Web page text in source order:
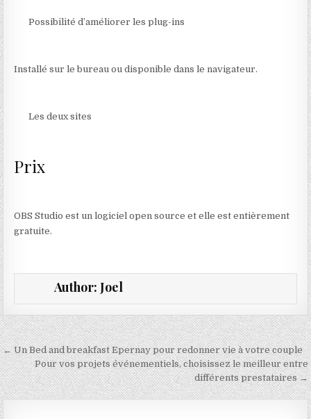
Possibilité d’améliorer les plug-ins
Installé sur le bureau ou disponible dans le navigateur.
Les deux sites
Prix
OBS Studio est un logiciel open source et elle est entièrement
gratuite.
Author: Joel
Navigation de l’article
← Un Bed and breakfast Epernay pour redonner vie à votre couple
Pour vos projets événementiels, choisissez le meilleur entre
différents prestataires →